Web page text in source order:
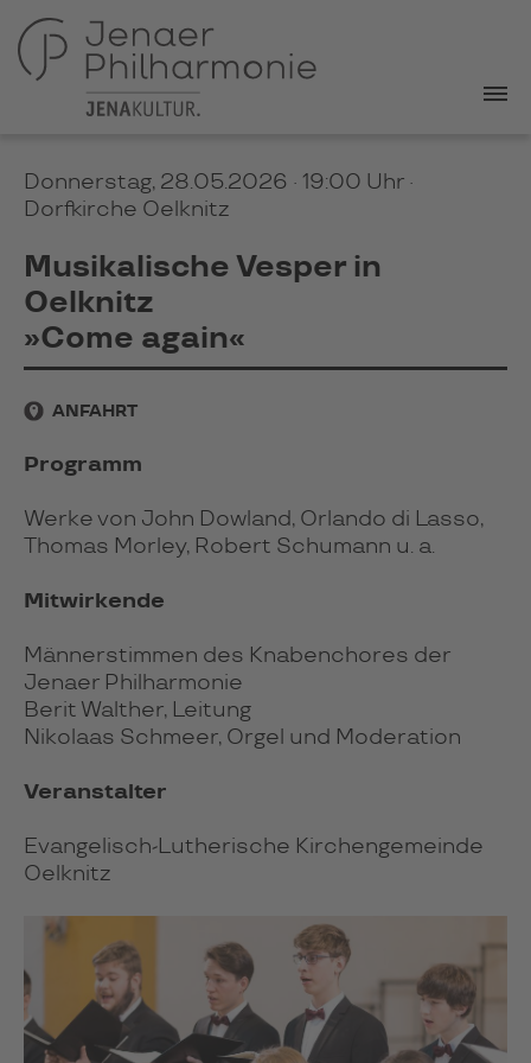
Donnerstag, 28.05.2026 · 19:00 Uhr ·
Dorfkirche Oelknitz
Musikalische Vesper in
Oelknitz
»Come again«
ANFAHRT
Programm
Werke von John Dowland, Orlando di Lasso,
Thomas Morley, Robert Schumann u. a.
Mitwirkende
Männerstimmen des Knabenchores der
Jenaer Philharmonie
Berit Walther, Leitung
Nikolaas Schmeer, Orgel und Moderation
Veranstalter
Evangelisch-Lutherische Kirchengemeinde
Oelknitz